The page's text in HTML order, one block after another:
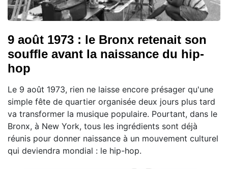
9 août 1973 : le Bronx retenait son
souffle avant la naissance du hip-
hop
Le 9 août 1973, rien ne laisse encore présager qu'une
simple fête de quartier organisée deux jours plus tard
va transformer la musique populaire. Pourtant, dans le
Bronx, à New York, tous les ingrédients sont déjà
réunis pour donner naissance à un mouvement culturel
qui deviendra mondial : le hip-hop.